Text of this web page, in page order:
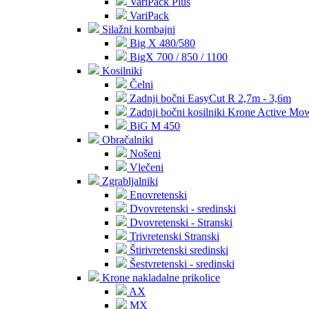
VariPack
Silažni kombajni
Big X 480/580
BigX 700 / 850 / 1100
Kosilniki
Čelni
Zadnji bočni EasyCut R 2,7m - 3,6m
Zadnji bočni kosilniki Krone Active
BiG M 450
Obračalniki
Nošeni
Vlečeni
Zgrabljalniki
Enovretenski
Dvovretenski - sredinski
Dvovretenski - Stranski
Trivretenski Stranski
Štirivretenski sredinski
Šestvretenski - sredinski
Krone nakladalne prikolice
AX
MX